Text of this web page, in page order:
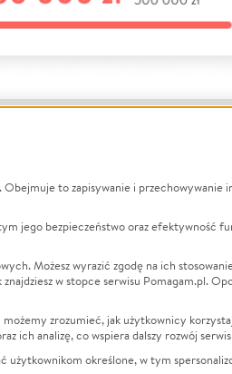
Zbieraj na
Leczenie
Zwierzęta
Pożar
Sport
Pomoc Finansowa
to zapisywanie i
jego bezpieczeństwo oraz efektywność
Możesz wyrazić zgodę na ich
w stopce serwisu Pomagam.pl.
zrozumieć, jak użytkownicy
ich analizę, co wspiera dalszy rozwój
określone, w tym